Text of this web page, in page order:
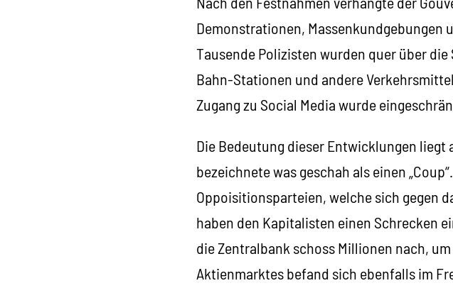
Demonstrationen, Massenkundgebungen
Tausende Polizisten wurden quer über
Bahn-Stationen und andere
Zugang zu Social Media wurde
Die Bedeutung dieser Entwicklungen liegt
bezeichnete was geschah als einen
Oppoisitionsparteien, welche sich gegen
haben den Kapitalisten einen Schrecken
die Zentralbank schoss Millionen nach,
Aktienmarktes befand sich ebenfalls im